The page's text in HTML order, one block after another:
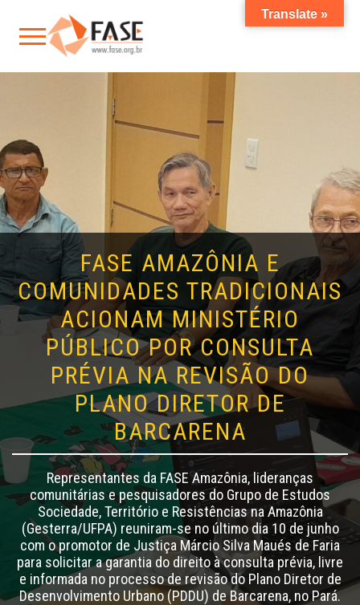
FASE AMAZÔNIA E
COMUNIDADES TRADICIONAIS
ACIONAM MINISTÉRIO
PÚBLICO POR CONSULTA
PRÉVIA NA REVISÃO DO
PLANO DIRETOR DE
BARCARENA
Representantes da FASE Amazônia, lideranças
comunitárias e pesquisadores do Grupo de Estudos
Sociedade, Território e Resistências na Amazônia
(Gesterra/UFPA) reuniram-se no último dia 10 de junho
com o promotor de Justiça Márcio Silva Maués de Faria
para solicitar a garantia do direito à consulta prévia, livre
e informada no processo de revisão do Plano Diretor de
Desenvolvimento Urbano (PDDU) de Barcarena, no Pará.
Translate »